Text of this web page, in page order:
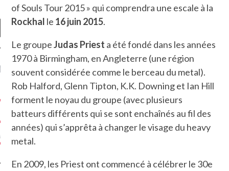
CRITIQUES
7.6
5.4
CLAN – A BE...
– HEL...
of Souls Tour 2015 » qui comprendra une escale à la
Rockhal le 16 juin 2015.
Le groupeJudas Priest a été fondé dans les années
1970 à Birmingham, en Angleterre (une région
souvent considérée comme le berceau du metal).
Rob Halford, Glenn Tipton, K.K. Downing et Ian Hill
forment le noyau du groupe (avec plusieurs
batteurs différents qui se sont enchaînés au fil des
années) qui s’apprêta à changer le visage du heavy
metal.
En 2009, les Priest ont commencé à célébrer le 30e